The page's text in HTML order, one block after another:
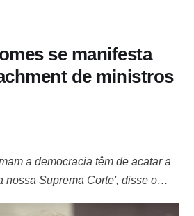
se manifesta
de ministros
a democracia têm de acatar a
nossa Suprema Corte', disse o